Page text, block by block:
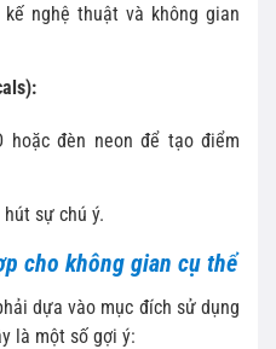
nghệ thuật và không gian
hoặc đèn neon để tạo điểm
sự chú ý.
cho không gian cụ thể
dựa vào mục đích sử dụng
là một số gợi ý: